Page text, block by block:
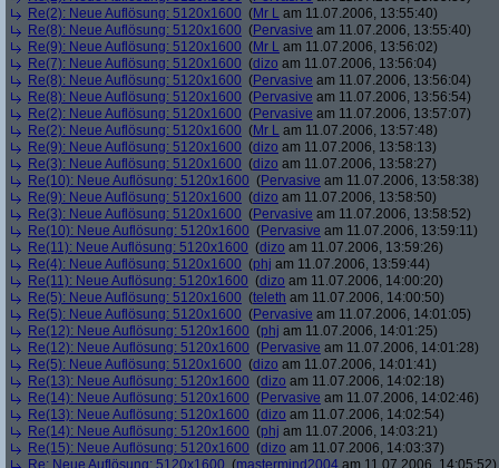
Re(2): Neue Auflösung: 5120x1600 (Mr L am 11.07.2006, 13:55:40)
Re(8): Neue Auflösung: 5120x1600 (Pervasive am 11.07.2006, 13:55:40)
Re(9): Neue Auflösung: 5120x1600 (Mr L am 11.07.2006, 13:56:02)
Re(7): Neue Auflösung: 5120x1600 (dizo am 11.07.2006, 13:56:04)
Re(8): Neue Auflösung: 5120x1600 (Pervasive am 11.07.2006, 13:56:04)
Re(8): Neue Auflösung: 5120x1600 (Pervasive am 11.07.2006, 13:56:54)
Re(2): Neue Auflösung: 5120x1600 (Pervasive am 11.07.2006, 13:57:07)
Re(2): Neue Auflösung: 5120x1600 (Mr L am 11.07.2006, 13:57:48)
Re(9): Neue Auflösung: 5120x1600 (dizo am 11.07.2006, 13:58:13)
Re(3): Neue Auflösung: 5120x1600 (dizo am 11.07.2006, 13:58:27)
Re(10): Neue Auflösung: 5120x1600 (Pervasive am 11.07.2006, 13:58:38)
Re(9): Neue Auflösung: 5120x1600 (dizo am 11.07.2006, 13:58:50)
Re(3): Neue Auflösung: 5120x1600 (Pervasive am 11.07.2006, 13:58:52)
Re(10): Neue Auflösung: 5120x1600 (Pervasive am 11.07.2006, 13:59:11)
Re(11): Neue Auflösung: 5120x1600 (dizo am 11.07.2006, 13:59:26)
Re(4): Neue Auflösung: 5120x1600 (phj am 11.07.2006, 13:59:44)
Re(11): Neue Auflösung: 5120x1600 (dizo am 11.07.2006, 14:00:20)
Re(5): Neue Auflösung: 5120x1600 (teleth am 11.07.2006, 14:00:50)
Re(5): Neue Auflösung: 5120x1600 (Pervasive am 11.07.2006, 14:01:05)
Re(12): Neue Auflösung: 5120x1600 (phj am 11.07.2006, 14:01:25)
Re(12): Neue Auflösung: 5120x1600 (Pervasive am 11.07.2006, 14:01:28)
Re(5): Neue Auflösung: 5120x1600 (dizo am 11.07.2006, 14:01:41)
Re(13): Neue Auflösung: 5120x1600 (dizo am 11.07.2006, 14:02:18)
Re(14): Neue Auflösung: 5120x1600 (Pervasive am 11.07.2006, 14:02:46)
Re(13): Neue Auflösung: 5120x1600 (dizo am 11.07.2006, 14:02:54)
Re(14): Neue Auflösung: 5120x1600 (phj am 11.07.2006, 14:03:21)
Re(15): Neue Auflösung: 5120x1600 (dizo am 11.07.2006, 14:03:37)
Re: Neue Auflösung: 5120x1600 (mastermind2004 am 11.07.2006, 14:05:52)